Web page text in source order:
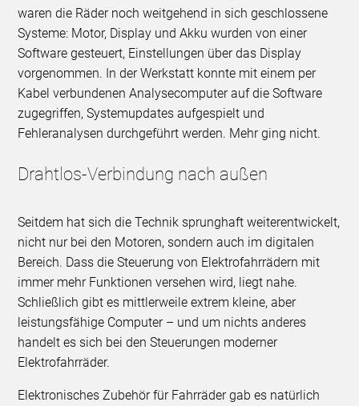
waren die Räder noch weitgehend in sich geschlossene
Systeme: Motor, Display und Akku wurden von einer
Software gesteuert, Einstellungen über das Display
vorgenommen. In der Werkstatt konnte mit einem per
Kabel verbundenen Analysecomputer auf die Software
zugegriffen, Systemupdates aufgespielt und
Fehleranalysen durchgeführt werden. Mehr ging nicht.
Drahtlos-Verbindung nach außen
Seitdem hat sich die Technik sprunghaft weiterentwickelt,
nicht nur bei den Motoren, sondern auch im digitalen
Bereich. Dass die Steuerung von Elektrofahrrädern mit
immer mehr Funktionen versehen wird, liegt nahe.
Schließlich gibt es mittlerweile extrem kleine, aber
leistungsfähige Computer – und um nichts anderes
handelt es sich bei den Steuerungen moderner
Elektrofahrräder.
Elektronisches Zubehör für Fahrräder gab es natürlich